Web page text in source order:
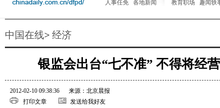
中国在线> 经济
银监会出台“七不准” 不得将经
2012-02-10 09:38:36
来源：北京晨报
打印文章
发送给我好友